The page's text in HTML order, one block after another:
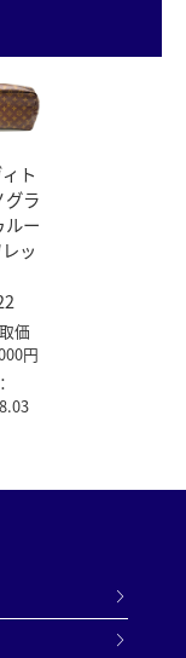
ト
グラ
ルー
ッ
価
円